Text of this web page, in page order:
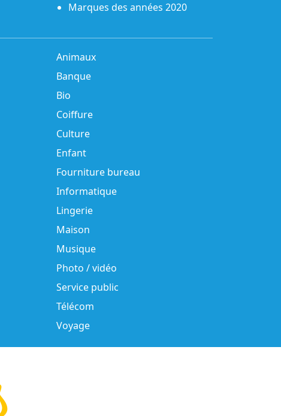
Marques des années 2020
Animaux
Banque
Bio
Coiffure
Culture
Enfant
Fourniture bureau
Informatique
Lingerie
Maison
Musique
Photo / vidéo
Service public
Télécom
Voyage